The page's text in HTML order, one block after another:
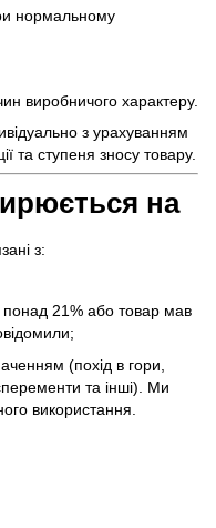
нормальному
виробничого характеру.
з урахуванням
та ступеня зносу товару.
на
з:
понад 21% або товар мав
(похід в гори,
та інші). Ми
використання.